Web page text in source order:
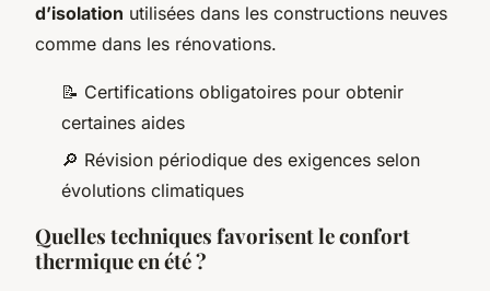
d’isolation utilisées dans les constructions neuves
comme dans les rénovations.
📝 Certifications obligatoires pour obtenir
certaines aides
🔎 Révision périodique des exigences selon
évolutions climatiques
Quelles techniques favorisent le confort
thermique en été ?